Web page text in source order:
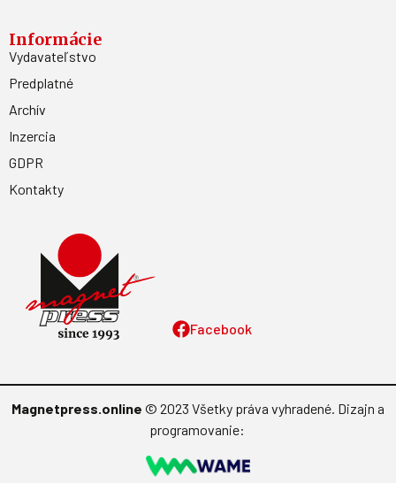
Facebook
Informácie
Vydavateľstvo
Predplatné
Archív
Inzercia
GDPR
Kontakty
Magnetpress.online © 2023 Všetky práva vyhradené. Dizajn a
programovanie: